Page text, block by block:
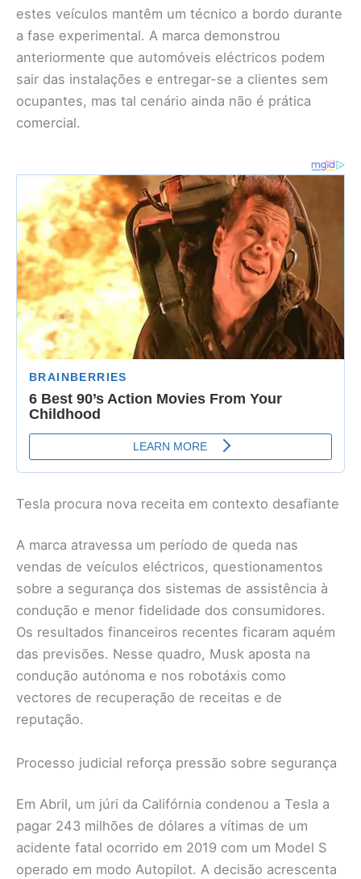
estes veículos mantêm um técnico a bordo durante
a fase experimental. A marca demonstrou
anteriormente que automóveis eléctricos podem
sair das instalações e entregar-se a clientes sem
ocupantes, mas tal cenário ainda não é prática
comercial.
Tesla procura nova receita em contexto desafiante
A marca atravessa um período de queda nas
vendas de veículos eléctricos, questionamentos
sobre a segurança dos sistemas de assistência à
condução e menor fidelidade dos consumidores.
Os resultados financeiros recentes ficaram aquém
das previsões. Nesse quadro, Musk aposta na
condução autónoma e nos robotáxis como
vectores de recuperação de receitas e de
reputação.
Processo judicial reforça pressão sobre segurança
Em Abril, um júri da Califórnia condenou a Tesla a
pagar 243 milhões de dólares a vítimas de um
acidente fatal ocorrido em 2019 com um Model S
operado em modo Autopilot. A decisão acrescenta